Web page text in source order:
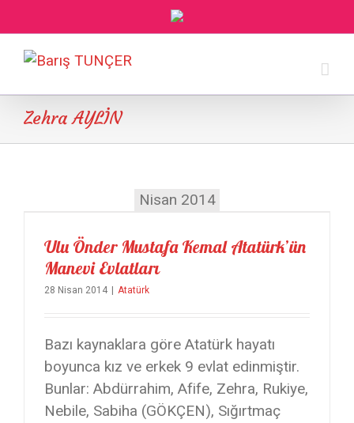
Zehra AYLİN
Nisan 2014
Ulu Önder Mustafa Kemal Atatürk’ün
Manevi Evlatları
28 Nisan 2014 Atatürk
Bazı kaynaklara göre Atatürk hayatı
boyunca kız ve erkek 9 evlat edinmiştir.
Bunlar: Abdürrahim, Afife, Zehra, Rukiye,
Nebile, Sabiha (GÖKÇEN), Sığırtmaç